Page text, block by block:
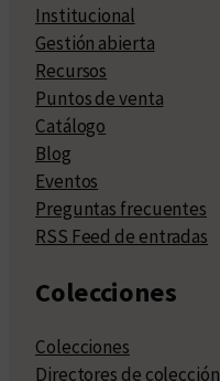
Institucional
Gestión abierta
Recursos
Puntos de venta
Catálogo
Blog
Eventos
Preguntas frecuentes
RSS Feed de entradas
Colecciones
Colecciones
Directores de colección